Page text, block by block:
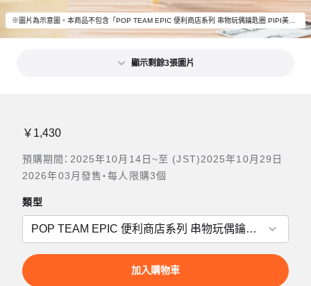
顯示剩餘3張圖片
￥1,430
預購期間：2025年10月14日~至 (JST)2025年10月29日
2026年03月發售・每人限購3個
類型
加入購物車